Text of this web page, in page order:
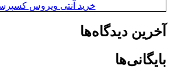
خرید آنتی ویروس
آخرین دیدگاه‌ها
بایگانی‌ها